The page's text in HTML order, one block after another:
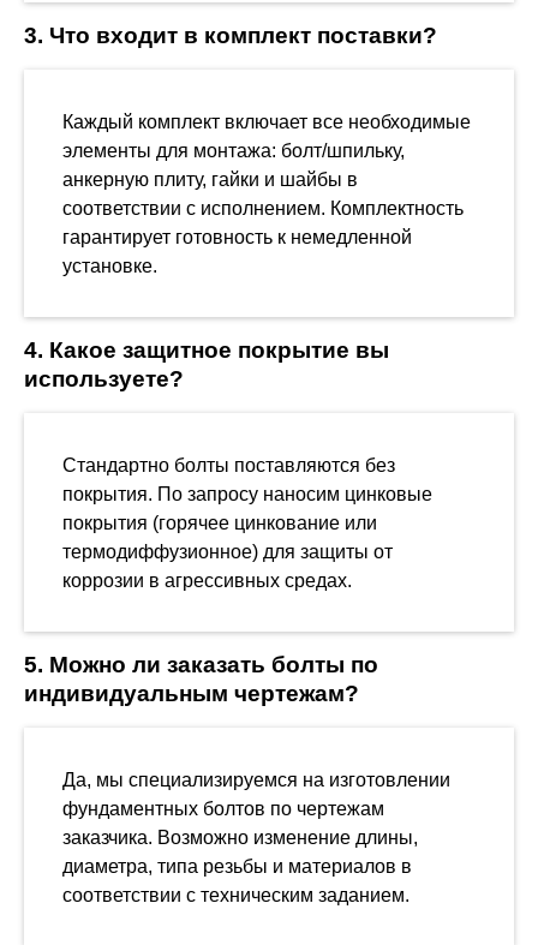
3. Что входит в комплект поставки?
Каждый комплект включает все необходимые
элементы для монтажа: болт/шпильку,
анкерную плиту, гайки и шайбы в
соответствии с исполнением. Комплектность
гарантирует готовность к немедленной
установке.
4. Какое защитное покрытие вы
используете?
Стандартно болты поставляются без
покрытия. По запросу наносим цинковые
покрытия (горячее цинкование или
термодиффузионное) для защиты от
коррозии в агрессивных средах.
5. Можно ли заказать болты по
индивидуальным чертежам?
Да, мы специализируемся на изготовлении
фундаментных болтов по чертежам
заказчика. Возможно изменение длины,
диаметра, типа резьбы и материалов в
соответствии с техническим заданием.